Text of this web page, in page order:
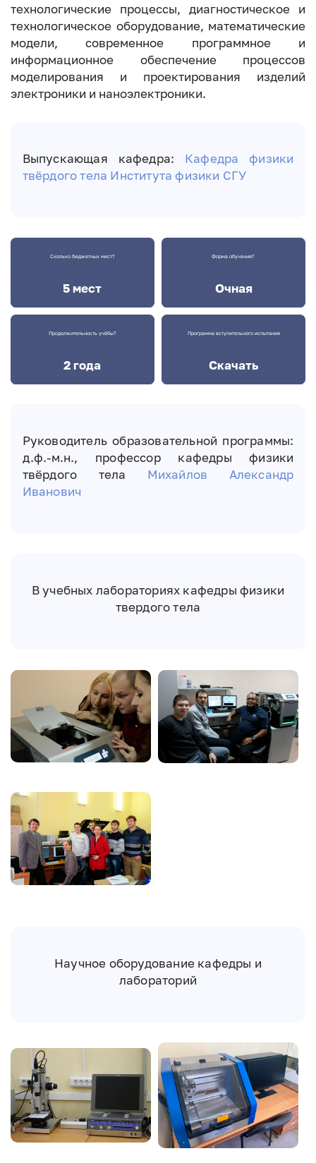
технологические процессы, диагностическое и
технологическое оборудование, математические
модели, современное программное и
информационное обеспечение процессов
моделирования и проектирования изделий
электроники и наноэлектроники.
Выпускающая кафедра: Кафедра физики
твёрдого тела Института физики СГУ
5 мест
Сколько бюджетных мест?
Очная
Форма обучения?
2 года
Продолжительность учёбы?
Скачать
Программа вступительного испытания
Руководитель образовательной программы:
д.ф.-м.н., профессор кафедры физики
твёрдого тела Михайлов Александр
Иванович
В учебных лабораториях кафедры физики
твердого тела
Image Image
Image
Научное оборудование кафедры и
лабораторий
Image Image